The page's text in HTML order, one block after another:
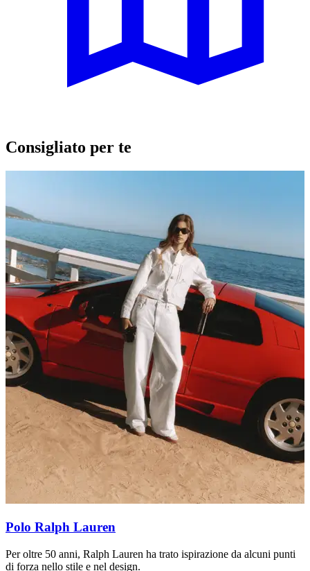
Consigliato per te
Polo Ralph Lauren
Per oltre 50 anni, Ralph Lauren ha trato ispirazione da alcuni punti
di forza nello stile e nel design.